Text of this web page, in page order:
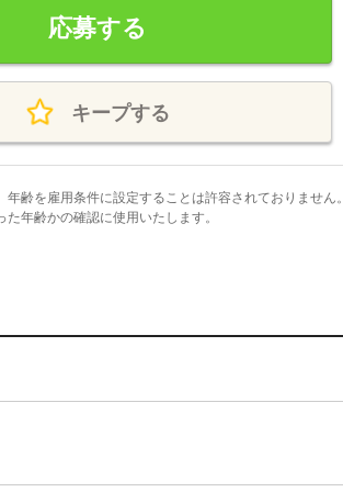
応募する
キープする
齢を雇用条件に設定することは許容されておりません
年齢かの確認に使用いたします。